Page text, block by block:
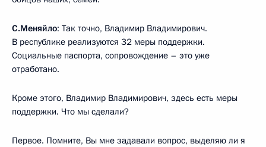
С.Меняйло: Так точно, Владимир Владимирович.
В республике реализуются 32 меры поддержки.
Социальные паспорта, сопровождение – это уже
отработано.
Кроме этого, Владимир Владимирович, здесь есть меры
поддержки. Что мы сделали?
Первое. Помните, Вы мне задавали вопрос, выделяю ли я